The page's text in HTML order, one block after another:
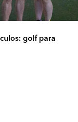
golf para